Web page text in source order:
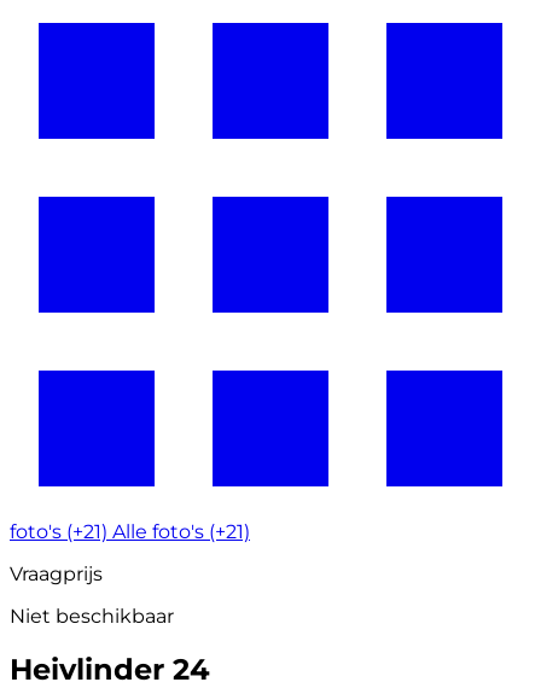
foto's (+21) Alle foto's (+21)
Vraagprijs
Niet beschikbaar
Heivlinder 24